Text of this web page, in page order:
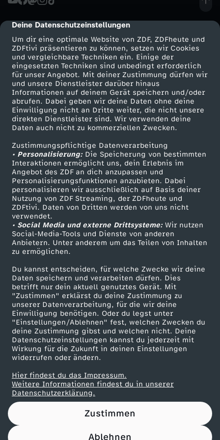
cmp-dialog-description
Deine Datenschutzeinstellungen
Um dir eine optimale Website von ZDF, ZDFheute und
ZDFtivi präsentieren zu können, setzen wir Cookies
und vergleichbare Techniken ein. Einige der
eingesetzten Techniken sind unbedingt erforderlich
für unser Angebot. Mit deiner Zustimmung dürfen wir
und unsere Dienstleister darüber hinaus
Informationen auf deinem Gerät speichern und/oder
abrufen. Dabei geben wir deine Daten ohne deine
Einwilligung nicht an Dritte weiter, die nicht unsere
direkten Dienstleister sind. Wir verwenden deine
Daten auch nicht zu kommerziellen Zwecken.
Zustimmungspflichtige Datenverarbeitung
• Personalisierung:Die Speicherung von bestimmten
Interaktionen ermöglicht uns, dein Erlebnis im
Angebot des ZDF an dich anzupassen und
Personalisierungsfunktionen anzubieten. Dabei
personalisieren wir ausschließlich auf Basis deiner
Nutzung von ZDF Streaming, der ZDFheute und
ZDFtivi. Daten von Dritten werden von uns nicht
verwendet.
• Social Media und externe Drittsysteme:Wir nutzen
Social-Media-Tools und Dienste von anderen
Anbietern. Unter anderem um das Teilen von Inhalten
zu ermöglichen.
Du kannst entscheiden, für welche Zwecke wir deine
Daten speichern und verarbeiten dürfen. Dies
betrifft nur dein aktuell genutztes Gerät. Mit
"Zustimmen" erklärst du deine Zustimmung zu
unserer Datenverarbeitung, für die wir deine
Einwilligung benötigen. Oder du legst unter
"Einstellungen/Ablehnen" fest, welchen Zwecken du
deine Zustimmung gibst und welchen nicht. Deine
Datenschutzeinstellungen kannst du jederzeit mit
Wirkung für die Zukunft in deinen Einstellungen
widerrufen oder ändern.
Hier findest du das Impressum.
Weitere Informationen findest du in unserer
Datenschutzerklärung.
Zustimmen
Ablehnen
e-
D
o
k
u
s
o
r
k
,
N
w
Y
o
r
a
h
r
h
e
i
t
ü
b
e
r
k
l
F
i
n
e
s
t
F
c
k
u
p
r
i
k
a
-
T
r
a
u
m
u
n
d
W
i
r
k
l
e
x
t
r
e
m
R
O
-
W
i
r
t
s
c
h
a
f
t
i
n
3
s
a
Mehr ZDF
ZDF-Apps
Smart TV
ZDFtext
Livestreams
Sendungen A-Z
TV-Programm
Service
ZDFmitreden
Kontakt zum ZDF
Tickets
Zuschauerservice
Hilfe
ZDF Unternehmen
Karriere
ZDF goes Schule
Werbefernsehen
Mainzelmännchen
Partner